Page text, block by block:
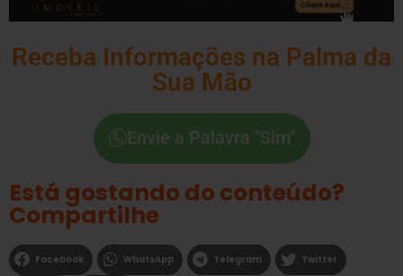
Receba Informações na Palma da
Sua Mão
Envie a Palavra "Sim"
Está gostando do conteúdo?
Compartilhe
Facebook WhatsApp Telegram Twitter